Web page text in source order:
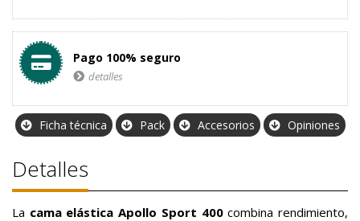
Pago 100% seguro
detalles
Ficha técnica Pack Accesorios Opiniones
Detalles
La cama elástica Apollo Sport 400combina rendimiento,